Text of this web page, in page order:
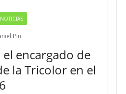
Pin
el encargado de
la Tricolor en el